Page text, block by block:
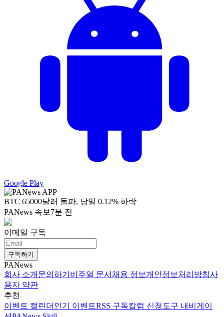
Google Play
BTC 65000달러 돌파, 당일 0.12% 하락
PANews 속보 7분 전
이메일 구독
구독하기
PANews
회사 소개 문의하기 비주얼 문서 채용 정보개인정보처리방침사
용자 약관
추천
이벤트 캘린더 인기 이벤트RSS 구독칼럼 신청 도구 내비게이